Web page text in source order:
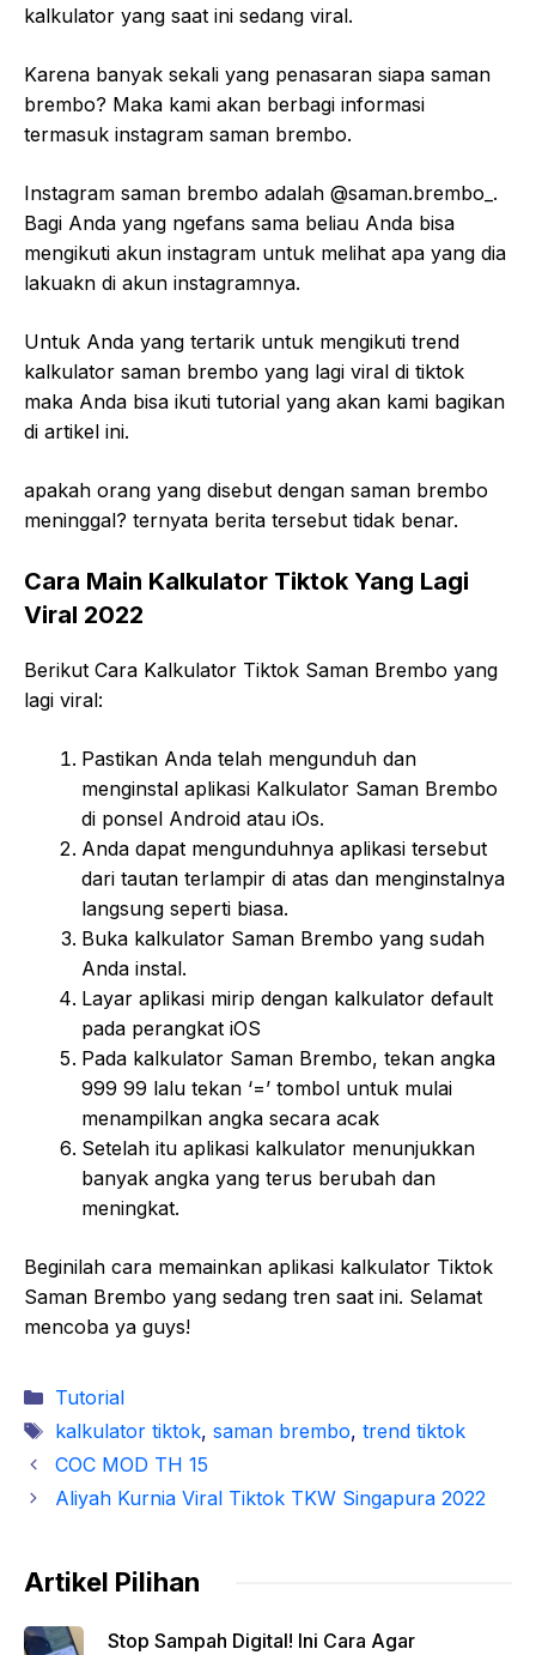
kalkulator yang saat ini sedang viral.
Karena banyak sekali yang penasaran siapa saman
brembo? Maka kami akan berbagi informasi
termasuk instagram saman brembo.
Instagram saman brembo adalah @saman.brembo_.
Bagi Anda yang ngefans sama beliau Anda bisa
mengikuti akun instagram untuk melihat apa yang dia
lakuakn di akun instagramnya.
Untuk Anda yang tertarik untuk mengikuti trend
kalkulator saman brembo yang lagi viral di tiktok
maka Anda bisa ikuti tutorial yang akan kami bagikan
di artikel ini.
apakah orang yang disebut dengan saman brembo
meninggal? ternyata berita tersebut tidak benar.
Cara Main Kalkulator Tiktok Yang Lagi
Viral 2022
Berikut Cara Kalkulator Tiktok Saman Brembo yang
lagi viral:
Pastikan Anda telah mengunduh dan
menginstal aplikasi Kalkulator Saman Brembo
di ponsel Android atau iOs.
Anda dapat mengunduhnya aplikasi tersebut
dari tautan terlampir di atas dan menginstalnya
langsung seperti biasa.
Buka kalkulator Saman Brembo yang sudah
Anda instal.
Layar aplikasi mirip dengan kalkulator default
pada perangkat iOS
Pada kalkulator Saman Brembo, tekan angka
999 99 lalu tekan ‘=’ tombol untuk mulai
menampilkan angka secara acak
Setelah itu aplikasi kalkulator menunjukkan
banyak angka yang terus berubah dan
meningkat.
Beginilah cara memainkan aplikasi kalkulator Tiktok
Saman Brembo yang sedang tren saat ini. Selamat
mencoba ya guys!
Kategori
Tutorial
Tag
kalkulator tiktok, saman brembo, trend tiktok
COC MOD TH 15
Aliyah Kurnia Viral Tiktok TKW Singapura 2022
Artikel Pilihan
Stop Sampah Digital! Ini Cara Agar